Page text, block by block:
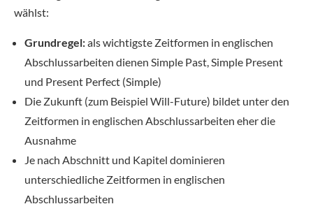
wählst:
Grundregel:als wichtigste Zeitformen in englischen
Abschlussarbeiten dienen Simple Past, Simple Present
und Present Perfect (Simple)
Die Zukunft (zum Beispiel Will-Future) bildet unter den
Zeitformen in englischen Abschlussarbeiten eher die
Ausnahme
Je nach Abschnitt und Kapitel dominieren
unterschiedliche Zeitformen in englischen
Abschlussarbeiten